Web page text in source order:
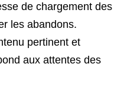
de chargement des
les abandons.
pertinent et
aux attentes des